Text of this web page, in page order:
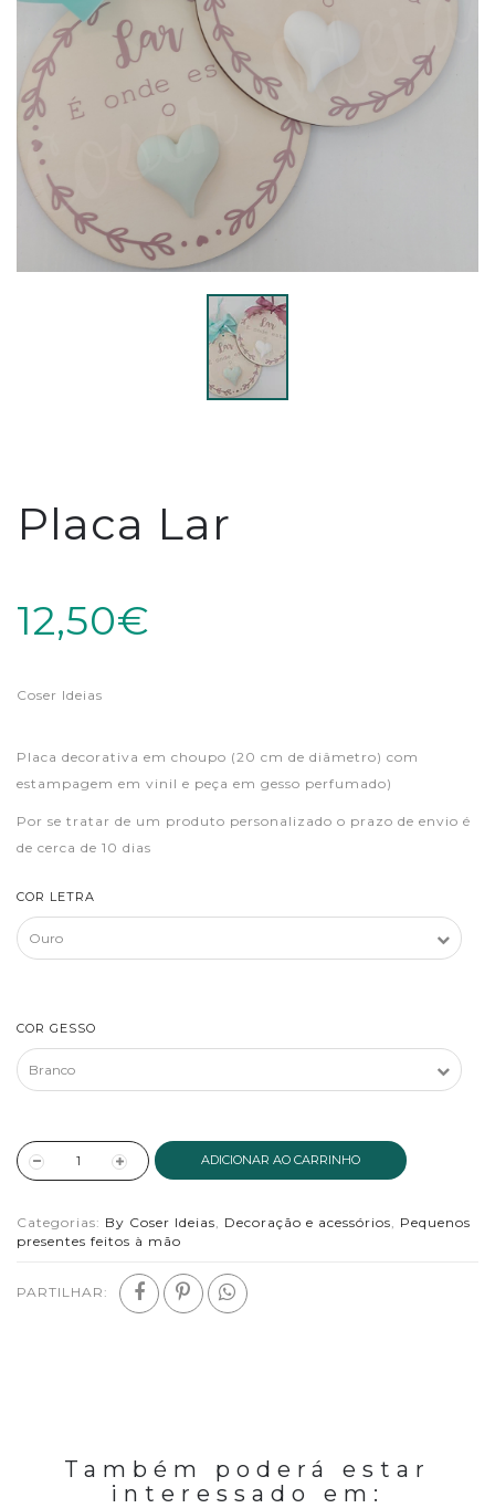
Placa Lar
12,50€
Coser Ideias
Placa decorativa em choupo (20 cm de diâmetro) com
estampagem em vinil e peça em gesso perfumado)
Por se tratar de um produto personalizado o prazo de envio é
de cerca de 10 dias
COR LETRA
COR GESSO
ADICIONAR AO CARRINHO
Categorias: By Coser Ideias, Decoração e acessórios, Pequenos
presentes feitos à mão
PARTILHAR:
Também poderá estar
interessado em: